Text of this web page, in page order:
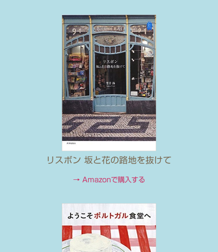
リスボン 坂と花の路地を抜けて
→ Amazonで購入する